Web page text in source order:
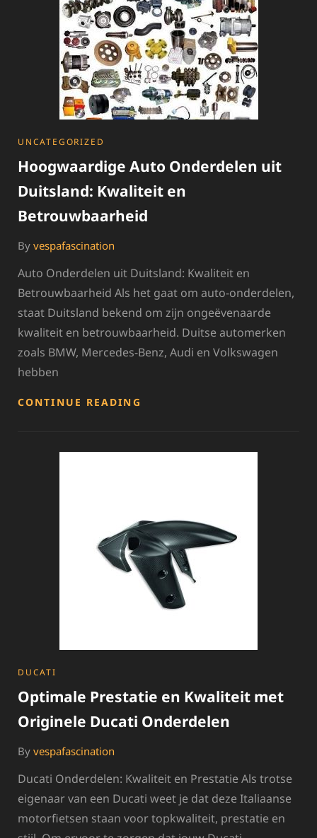
CATEGORIES
UNCATEGORIZED
Hoogwaardige Auto Onderdelen uit
Duitsland: Kwaliteit en
Betrouwbaarheid
By vespafascination
Auto Onderdelen uit Duitsland: Kwaliteit en
Betrouwbaarheid Als het gaat om auto-onderdelen,
staat Duitsland bekend om zijn ongeëvenaarde
kwaliteit en betrouwbaarheid. Duitse automerken
zoals BMW, Mercedes-Benz, Audi en Volkswagen
hebben
CONTINUE READING
CATEGORIES
DUCATI
Optimale Prestatie en Kwaliteit met
Originele Ducati Onderdelen
By vespafascination
Ducati Onderdelen: Kwaliteit en Prestatie Als trotse
eigenaar van een Ducati weet je dat deze Italiaanse
motorfietsen staan voor topkwaliteit, prestatie en